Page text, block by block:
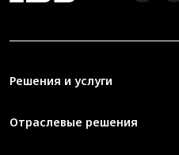
Решения и услуги
Отраслевые решения